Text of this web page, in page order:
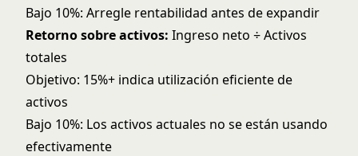
Bajo 10%: Arregle rentabilidad antes de expandir
Retorno sobre activos: Ingreso neto ÷ Activos
totales
Objetivo: 15%+ indica utilización eficiente de
activos
Bajo 10%: Los activos actuales no se están usando
efectivamente